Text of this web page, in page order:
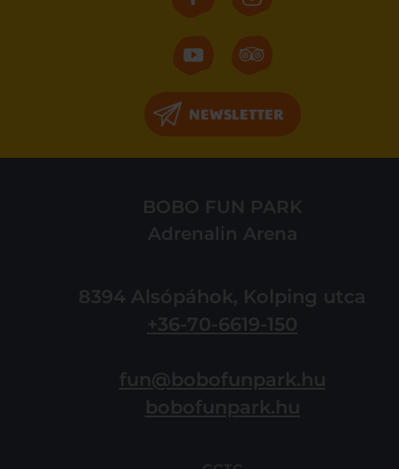
NEWSLETTER
BOBO FUN PARK
Adrenalin Arena
8394 Alsópáhok, Kolping utca
+36-70-6619-150
fun@bobofunpark.hu
bobofunpark.hu